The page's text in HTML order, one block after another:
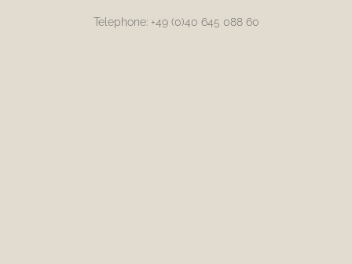
Telephone: +49 (0)40 645 088 60